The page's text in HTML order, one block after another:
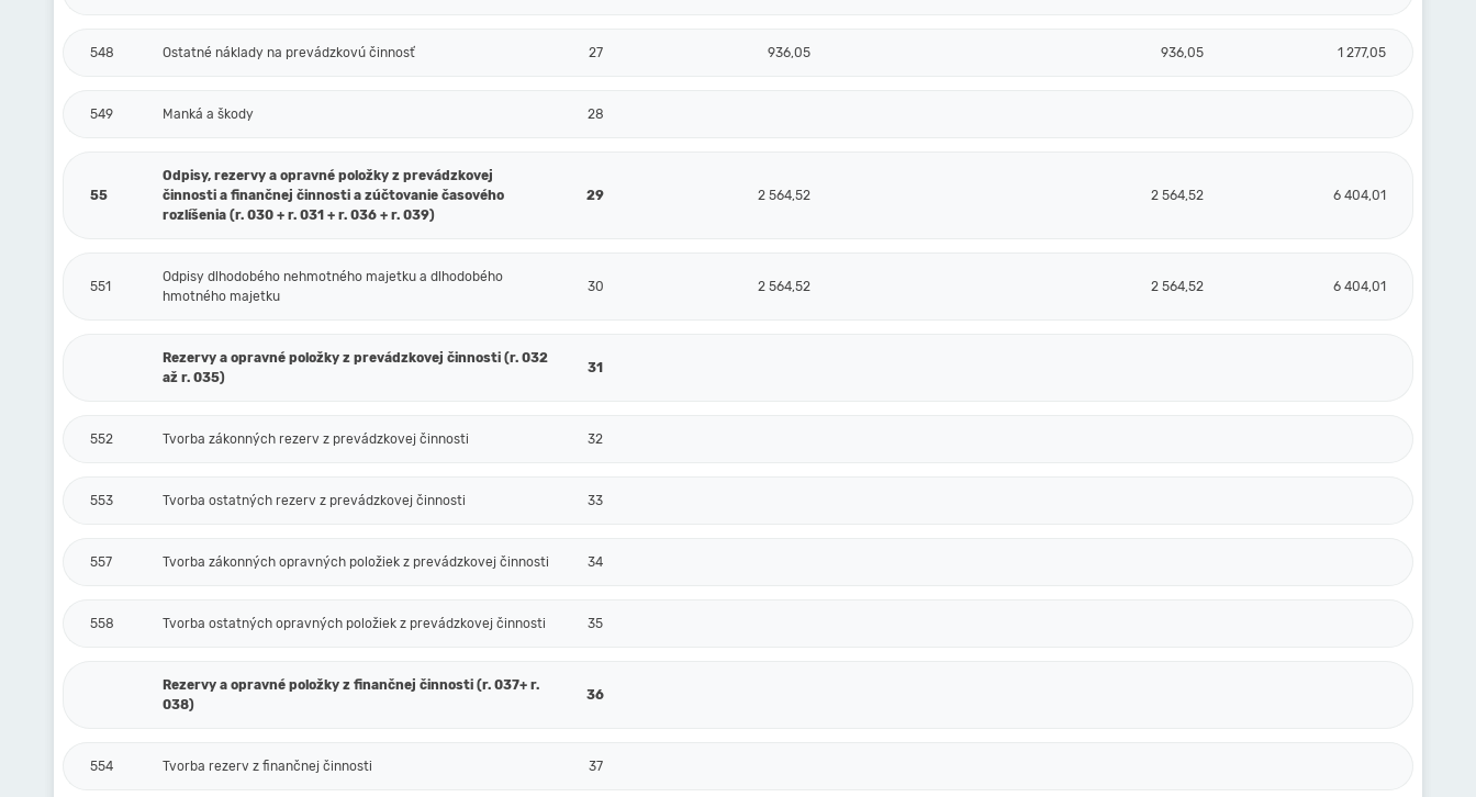
548 Ostatné náklady na prevádzkovú činnosť 27 936,05 936,05 1 277,05
549 Manká a škody 28
55
Odpisy, rezervy a opravné položky z prevádzkovej
činnosti a finančnej činnosti a zúčtovanie časového
rozlíšenia (r. 030 + r. 031 + r. 036 + r. 039)
29 2 564,52 2 564,52 6 404,01
551
Odpisy dlhodobého nehmotného majetku a dlhodobého
hmotného majetku
30 2 564,52 2 564,52 6 404,01
Rezervy a opravné položky z prevádzkovej činnosti (r. 032
až r. 035)
31
552 Tvorba zákonných rezerv z prevádzkovej činnosti 32
553 Tvorba ostatných rezerv z prevádzkovej činnosti 33
557 Tvorba zákonných opravných položiek z prevádzkovej činnosti 34
558 Tvorba ostatných opravných položiek z prevádzkovej činnosti 35
Rezervy a opravné položky z finančnej činnosti (r. 037+ r.
038)
36
554 Tvorba rezerv z finančnej činnosti 37